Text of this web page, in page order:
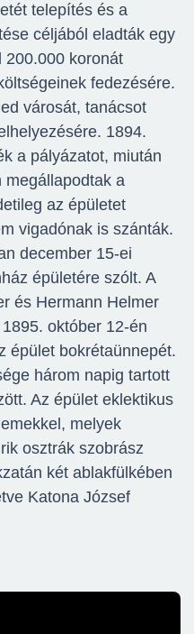
telepítés és a
céljából eladták egy
200.000 koronát
fedezésére.
városát, tanácsot
1894.
a pályázatot, miután
megállapodtak a
az épületet
vigadónak is szánták.
december 15-ei
épületére szólt. A
és Hermann Helmer
október 12-én
épület bokrétaünnepét.
három napig tartott
Az épület eklektikus
melyek
osztrák szobrász
két ablakfülkében
Katona József